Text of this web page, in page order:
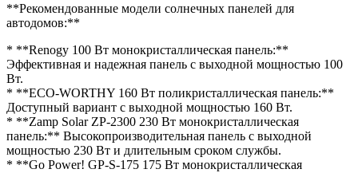
**Рекомендованные модели солнечных панелей для
автодомов:**
* **Renogy 100 Вт монокристаллическая панель:**
Эффективная и надежная панель с выходной мощностью 100
Вт.
* **ECO-WORTHY 160 Вт поликристаллическая панель:**
Доступный вариант с выходной мощностью 160 Вт.
* **Zamp Solar ZP-2300 230 Вт монокристаллическая
панель:** Высокопроизводительная панель с выходной
мощностью 230 Вт и длительным сроком службы.
* **Go Power! GP-S-175 175 Вт монокристаллическая